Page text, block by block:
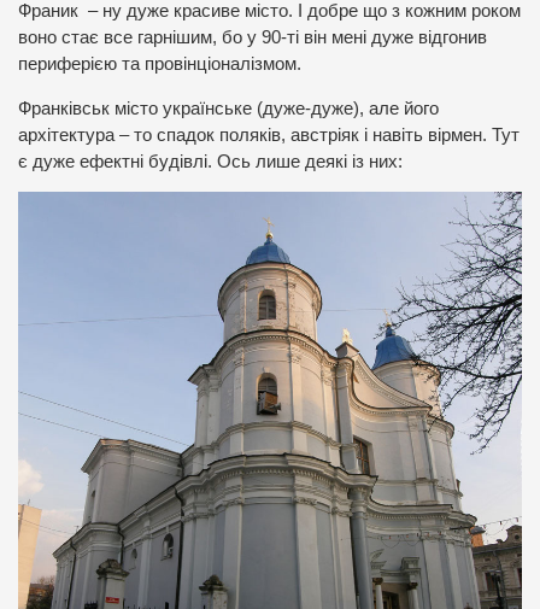
Франик – ну дуже красиве місто. І добре що з кожним роком
воно стає все гарнішим, бо у 90-ті він мені дуже відгонив
периферією та провінціоналізмом.
Франківськ місто українське (дуже-дуже), але його
архітектура – то спадок поляків, австріяк і навіть вірмен. Тут
є дуже ефектні будівлі. Ось лише деякі із них: